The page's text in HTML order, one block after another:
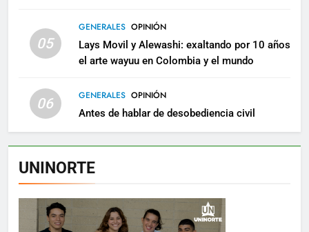
05
GENERALES OPINIÓN
Lays Movil y Alewashi: exaltando por 10 años
el arte wayuu en Colombia y el mundo
06 GENERALES OPINIÓN
Antes de hablar de desobediencia civil
UNINORTE